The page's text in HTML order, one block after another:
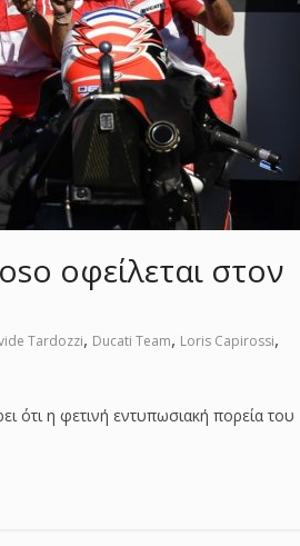
οφείλεται στον
Tardozzi, Ducati Team, Loris Capirossi,
ότι η φετινή εντυπωσιακή πορεία του